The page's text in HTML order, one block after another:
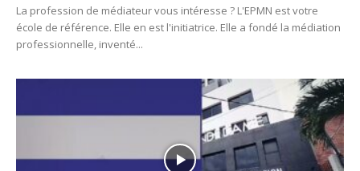
La profession de médiateur vous intéresse ? L'EPMN est votre
école de référence. Elle en est l'initiatrice. Elle a fondé la médiation
professionnelle, inventé...